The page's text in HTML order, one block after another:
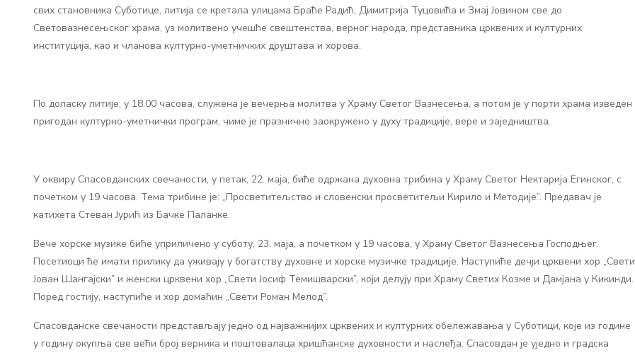
свих становника Суботице, литија се кретала улицама Браће Радић, Димитрија Туцовића и Змај Јовином све до
Световазнесењског храма, уз молитвено учешће свештенства, верног народа, представника црквених и културних
институција, као и чланова културно-уметничких друштава и хорова.
По доласку литије, у 18.00 часова, служена је вечерња молитва у Храму Светог Вазнесења, а потом је у порти храма изведен
пригодан културно-уметнички програм, чиме је празнично заокружено у духу традиције, вере и заједништва.
У оквиру Спасовданских свечаности, у петак, 22. маја, биће одржана духовна трибина у Храму Светог Нектарија Егинског, с
почетком у 19 часова. Тема трибине је: „Просветитељство и словенски просветитељи Кирило и Методије”. Предавач је
катихета Стеван Јурић из Бачке Паланке.
Вече хорске музике биће уприличено у суботу, 23. маја, а почетком у 19 часова, у Храму Светог Вазнесења Господњег.
Посетиоци ће имати прилику да уживају у богатству духовне и хорске музичке традиције. Наступиће дечји црквени хор „Свети
Јован Шангајски” и женски црквени хор „Свети Јосиф Темишварски”, који делују при Храму Светих Козме и Дамјана у Кикинди.
Поред гостију, наступиће и хор домаћин „Свети Роман Мелод”.
Спасовданске свечаности представљају једно од најважнијих црквених и културних обележавања у Суботици, које из године
у годину окупља све већи број верника и поштовалаца хришћанске духовности и наслеђа. Спасовдан је уједно и градска